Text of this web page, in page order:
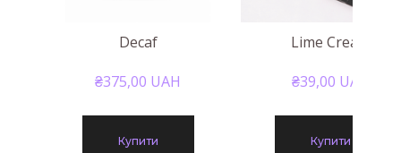
Decaf
₴375,00 UAH
Купити
Lime Cream
₴39,00 UAH
Купити